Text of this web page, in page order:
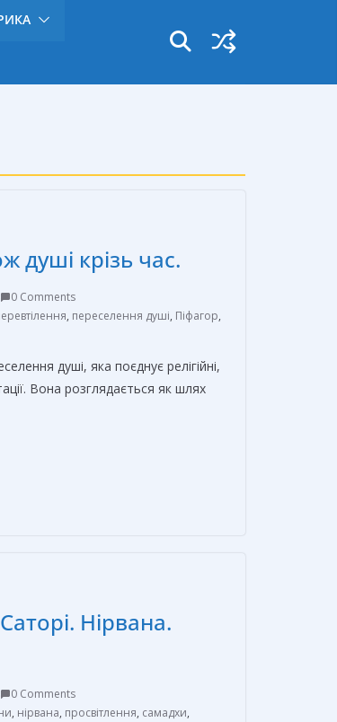
душі крізь час.
0 Comments
, переселення душі, Піфагор,
душі, яка поєднує релігійні,
Вона розглядається як шлях
Нірвана.
0 Comments
, нірвана, просвітлення, самадхи,